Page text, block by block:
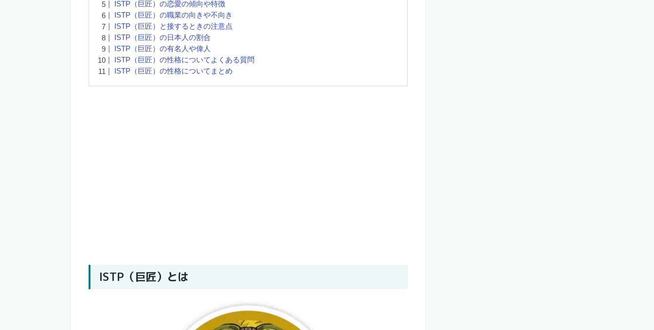
ISTP（巨匠）の恋愛の傾向や特徴
ISTP（巨匠）の職業の向きや不向き
ISTP（巨匠）と接するときの注意点
ISTP（巨匠）の日本人の割合
ISTP（巨匠）の有名人や偉人
ISTP（巨匠）の性格についてよくある質問
ISTP（巨匠）の性格についてまとめ
ISTP（巨匠）とは